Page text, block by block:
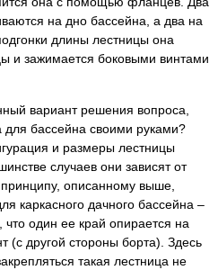
на дно бассейна, а два на
длины лестницы она
и зажимается боковыми винтами
вариант решения вопроса,
для бассейна своими руками?
и размеры лестницы
случаев они зависят от
описанному выше,
каркасного дачного бассейна –
один ее край опирается на
(с другой стороны борта). Здесь
такая лестница не